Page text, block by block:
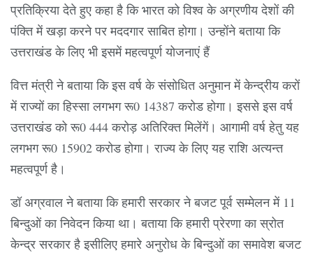
प्रतिक्रिया देते हुए कहा है कि भारत को विश्व के अग्रणीय देशों की
पंक्ति में खड़ा करने पर मददगार साबित होगा। उन्होंने बताया कि
उत्तराखंड के लिए भी इसमें महत्वपूर्ण योजनाएं हैं
वित्त मंत्री ने बताया कि इस वर्ष के संसोधित अनुमान में केन्द्रीय करों
में राज्यों का हिस्सा लगभग रू0 14387 करोड होगा। इससे इस वर्ष
उत्तराखंड को रू0 444 करोड़ अतिरिक्त मिलेंगें। आगामी वर्ष हेतु यह
लगभग रू0 15902 करोड होगा। राज्य के लिए यह राशि अत्यन्त
महत्वपूर्ण है।
डॉ अग्रवाल ने बताया कि हमारी सरकार ने बजट पूर्व सम्मेलन में 11
बिन्दुओं का निवेदन किया था। बताया कि हमारी प्रेरणा का स्रोत
केन्द्र सरकार है इसीलिए हमारे अनुरोध के बिन्दुओं का समावेश बजट